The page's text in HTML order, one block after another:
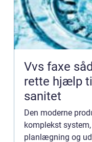
Vvs faxe sådan finder du den
rette hjælp
sanitet
Den moderne
komplekst
planlægning og